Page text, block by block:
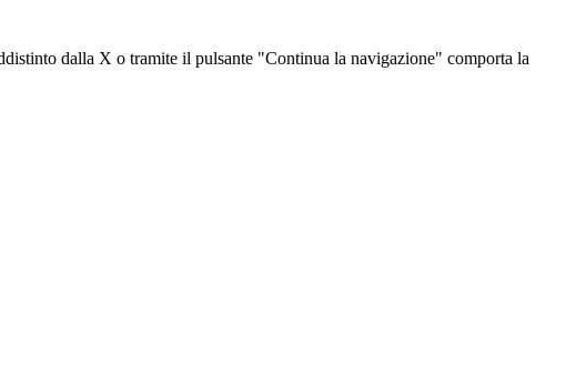
dalla X o tramite il pulsante "Continua la navigazione" comporta la